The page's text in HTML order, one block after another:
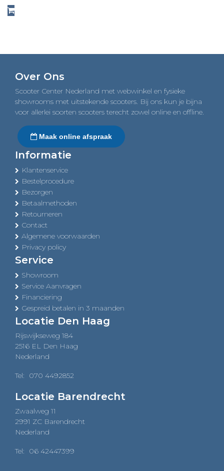
Over Ons
Scooter Center Nederland met webwinkel en fysieke
showrooms met uitstekende scooters. Bij ons kun je bijna
voor allerlei soorten scooters terecht zowel online en offline.
Maak online afspraak
Informatie
Klantenservice
Bestelprocedure
Bezorgen
Betaalmethoden
Retourneren
Contact
Algemene voorwaarden
Privacy policy
Service
Showroom
Service Aanvragen
Financiering
Gespreid betalen in 3 maanden
Locatie Den Haag
Rijswijkseweg 184
2516 EL Den Haag
Nederland
Tel: 070 4492852
Locatie Barendrecht
Zwaalweg 11
2991 ZC Barendrecht
Nederland
Tel: 06 42447399